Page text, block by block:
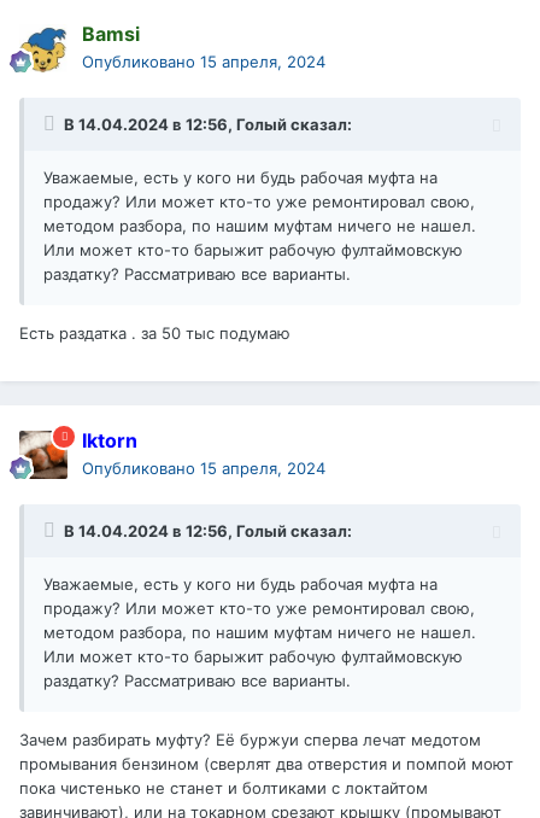
Bamsi
Опубликовано 15 апреля, 2024
В 14.04.2024 в 12:56, Голыйсказал:
Уважаемые, есть у кого ни будь рабочая муфта на
продажу? Или может кто-то уже ремонтировал свою,
методом разбора, по нашим муфтам ничего не нашел.
Или может кто-то барыжит рабочую фултаймовскую
раздатку? Рассматриваю все варианты.
Есть раздатка . за 50 тыс подумаю
Iktorn
Опубликовано 15 апреля, 2024
В 14.04.2024 в 12:56, Голыйсказал:
Уважаемые, есть у кого ни будь рабочая муфта на
продажу? Или может кто-то уже ремонтировал свою,
методом разбора, по нашим муфтам ничего не нашел.
Или может кто-то барыжит рабочую фултаймовскую
раздатку? Рассматриваю все варианты.
Зачем разбирать муфту? Её буржуи сперва лечат медотом
промывания бензином (сверлят два отверстия и помпой моют
пока чистенько не станет и болтиками с локтайтом
завинчивают), или на токарном срезают крышку (промывают